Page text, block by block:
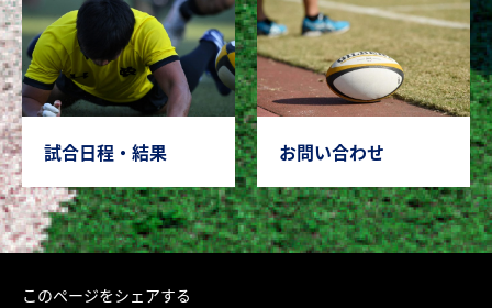
試合日程・結果 お問い合わせ
このページをシェアする